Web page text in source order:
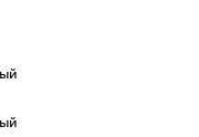
в сочетании с